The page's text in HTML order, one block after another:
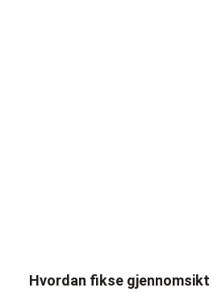
Hvordan fikse